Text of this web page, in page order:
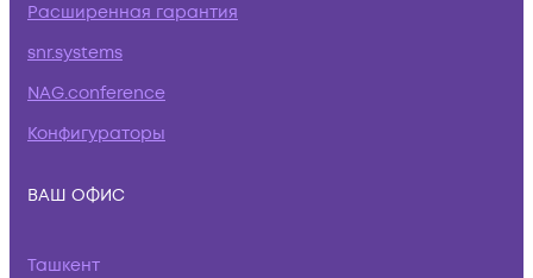
Расширенная гарантия
snr.systems
NAG.conference
Конфигураторы
ВАШ ОФИС
Ташкент